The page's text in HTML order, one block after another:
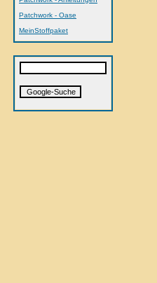
Patchwork - Oase
MeinStoffpaket